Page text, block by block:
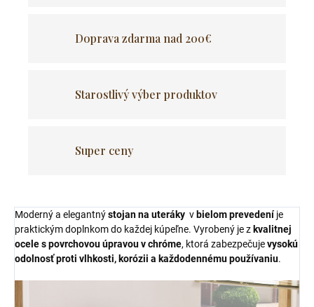
Doprava zdarma nad 200€
Starostlivý výber produktov
Super ceny
Moderný a elegantnýstojan na uteráky v bielom prevedení je
praktickým doplnkom do každej kúpeľne. Vyrobený je z kvalitnej
ocele s povrchovou úpravou v chróme, ktorá zabezpečujevysokú
odolnosť proti vlhkosti, korózii a každodennému používaniu.